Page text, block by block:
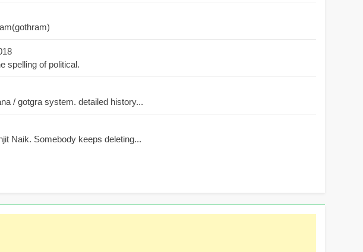
spelling of political.
/ gotgra system. detailed history...
Naik. Somebody keeps deleting...